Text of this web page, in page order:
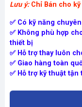
Lưu ý: Chỉ Bán cho
✅ Có kỹ năng
✅ Không phù hợp
thiết bị
✅ Hỗ trợ thay luôn
✅ Giao hàng toàn
✅ Hỗ trợ kỹ thuật tận